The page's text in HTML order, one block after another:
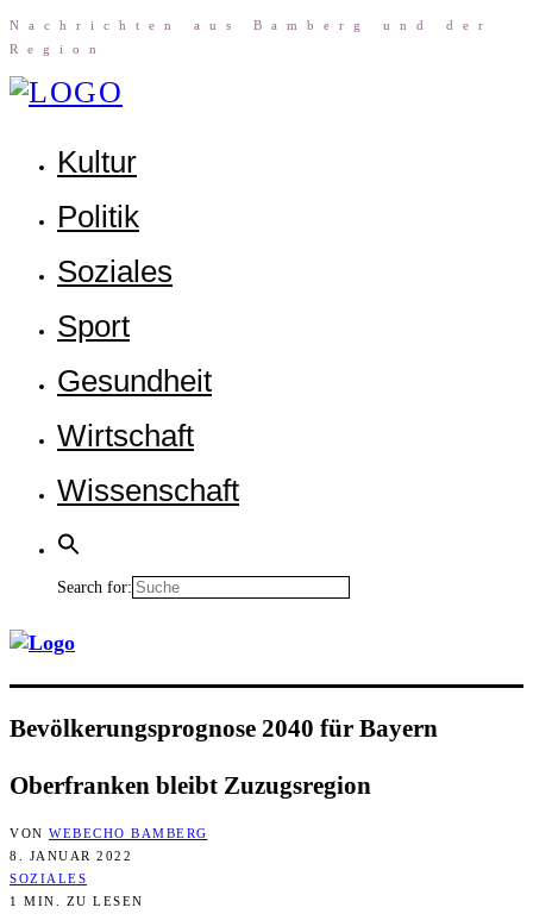
Nach­rich­ten aus Bam­berg und der
Region
Kul­tur
Poli­tik
Sozia­les
Sport
Gesund­heit
Wirt­schaft
Wis­sen­schaft
Search for:
Bevöl­ke­rungs­pro­gno­se 2040 für Bayern
Ober­fran­ken bleibt Zuzugsregion
VON WEBECHO BAMBERG
8. JANUAR 2022
SOZIALES
1 MIN. ZU LESEN